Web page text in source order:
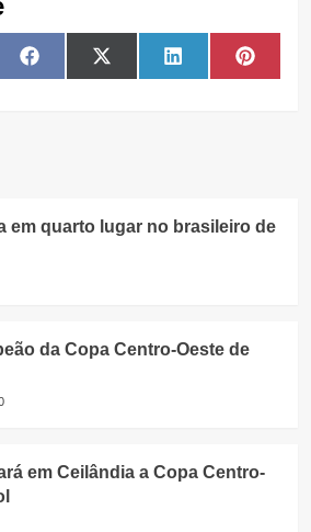
Share
on
FacebookShare
on
X
(Twitter)
Share
on
LinkedIn Share
on
em quarto lugar no brasileiro de
da Copa Centro-Oeste de
em Ceilândia a Copa Centro-